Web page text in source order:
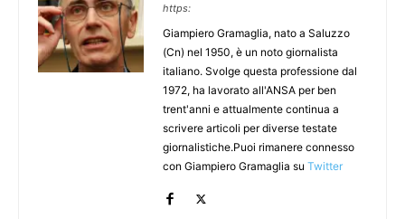
https:
Giampiero Gramaglia, nato a Saluzzo
(Cn) nel 1950, è un noto giornalista
italiano. Svolge questa professione dal
1972, ha lavorato all'ANSA per ben
trent'anni e attualmente continua a
scrivere articoli per diverse testate
giornalistiche.Puoi rimanere connesso
con Giampiero Gramaglia su Twitter